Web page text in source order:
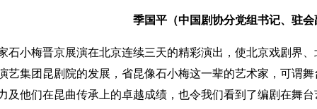
季国平（中国剧协分党组书记、驻会
小梅晋京展演在北京连续三天的精彩演出，使北京戏剧界、
艺集团昆剧院的发展，省昆像石小梅这一辈的艺术家，可谓
及他们在昆曲传承上的卓越成绩，也令我们看到了编剧在舞